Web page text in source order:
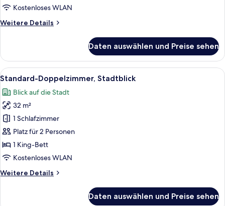
Kostenloses WLAN
Weitere Details
Weitere
Zweibettzimmer
Daten auswählen und Preise sehen
Alle
Fotos
für
Standard-
Doppelzimmer,
Stadtblick
anzeigen
Ein modernes Hotelzimmer mit
5
Standard-Doppelzimmer, Stadtblick
Blick auf die Stadt
32 m²
1 Schlafzimmer
Platz für 2 Personen
1 King-Bett
Kostenloses WLAN
Weitere Details
Weitere
Daten auswählen und Preise sehen